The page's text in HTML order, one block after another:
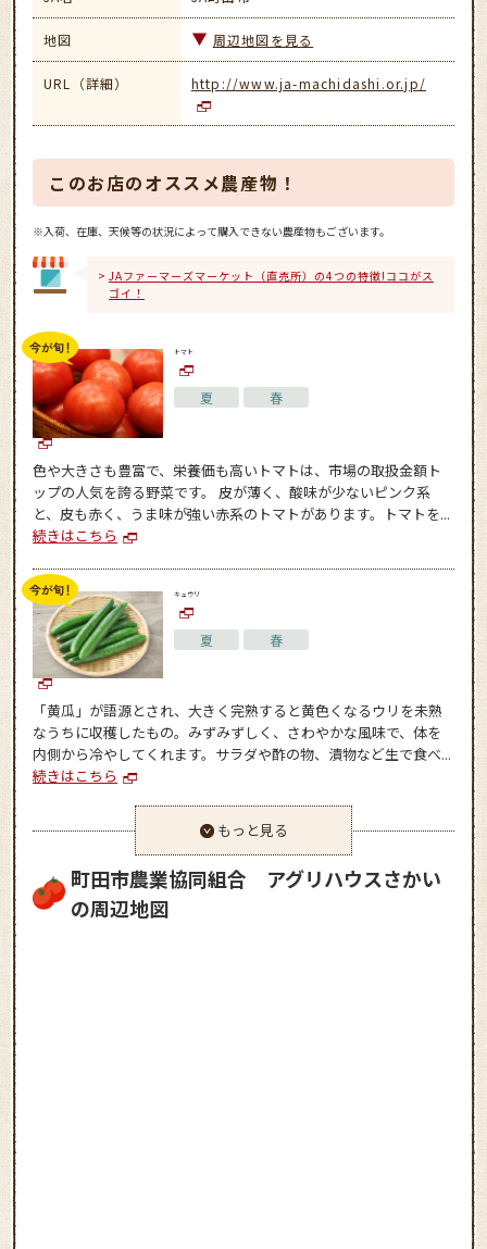
地図 周辺地図を見る
URL（詳細） http://www.ja-machidashi.or.jp/
このお店のオススメ農産物！
※入荷、在庫、天候等の状況によって購入できない農産物もございます。
JAファーマーズマーケット（直売所）の4つの特徴!ココがス
ゴイ！
トマト
夏 春
色や大きさも豊富で、栄養価も高いトマトは、市場の取扱金額ト
ップの人気を誇る野菜です。 皮が薄く、酸味が少ないピンク系
と、皮も赤く、うま味が強い赤系のトマトがあります。トマトを...
続きはこちら
キュウリ
夏 春
「黄瓜」が語源とされ、大きく完熟すると黄色くなるウリを未熟
なうちに収穫したもの。みずみずしく、さわやかな風味で、体を
内側から冷やしてくれます。サラダや酢の物、漬物など生で食べ...
続きはこちら
もっと見る
町田市農業協同組合 アグリハウスさかい
の周辺地図